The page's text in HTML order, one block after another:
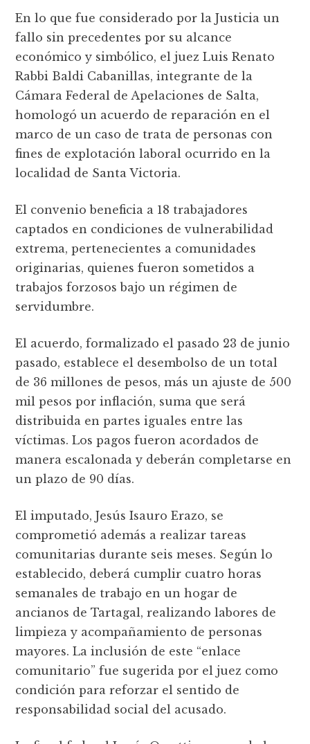
En lo que fue considerado por la Justicia un
fallo sin precedentes por su alcance
económico y simbólico, el juez Luis Renato
Rabbi Baldi Cabanillas, integrante de la
Cámara Federal de Apelaciones de Salta,
homologó un acuerdo de reparación en el
marco de un caso de trata de personas con
fines de explotación laboral ocurrido en la
localidad de Santa Victoria.
El convenio beneficia a 18 trabajadores
captados en condiciones de vulnerabilidad
extrema, pertenecientes a comunidades
originarias, quienes fueron sometidos a
trabajos forzosos bajo un régimen de
servidumbre.
El acuerdo, formalizado el pasado 23 de junio
pasado, establece el desembolso de un total
de 36 millones de pesos, más un ajuste de 500
mil pesos por inflación, suma que será
distribuida en partes iguales entre las
víctimas. Los pagos fueron acordados de
manera escalonada y deberán completarse en
un plazo de 90 días.
El imputado, Jesús Isauro Erazo, se
comprometió además a realizar tareas
comunitarias durante seis meses. Según lo
establecido, deberá cumplir cuatro horas
semanales de trabajo en un hogar de
ancianos de Tartagal, realizando labores de
limpieza y acompañamiento de personas
mayores. La inclusión de este “enlace
comunitario” fue sugerida por el juez como
condición para reforzar el sentido de
responsabilidad social del acusado.